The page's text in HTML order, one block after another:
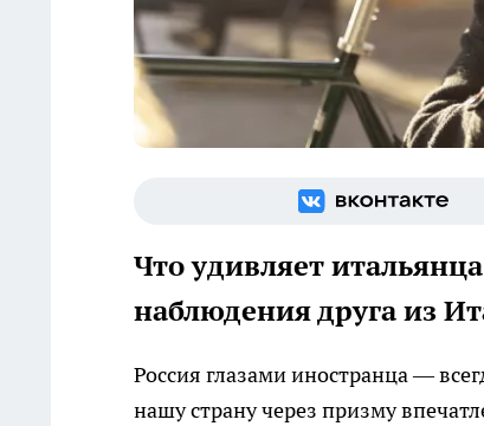
Что удивляет
наблюдения друга из
Россия глазами иностранца —
нашу страну через призму